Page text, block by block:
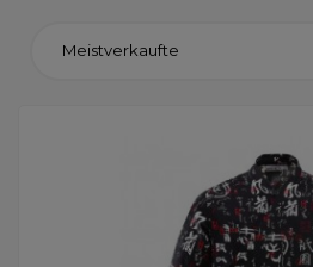
Meistverkaufte